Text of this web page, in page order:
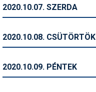
Magazinok
Pályázatok
2020.10.07. SZERDA
2020.10.08. CSÜTÖRTÖK
2020.10.09. PÉNTEK